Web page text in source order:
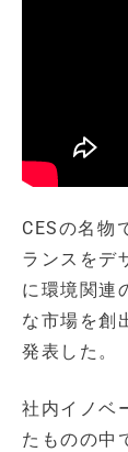
CESの名物
ランスをデ
に環境関連
な市場を創
発表した。
社内イノベ
たものの中